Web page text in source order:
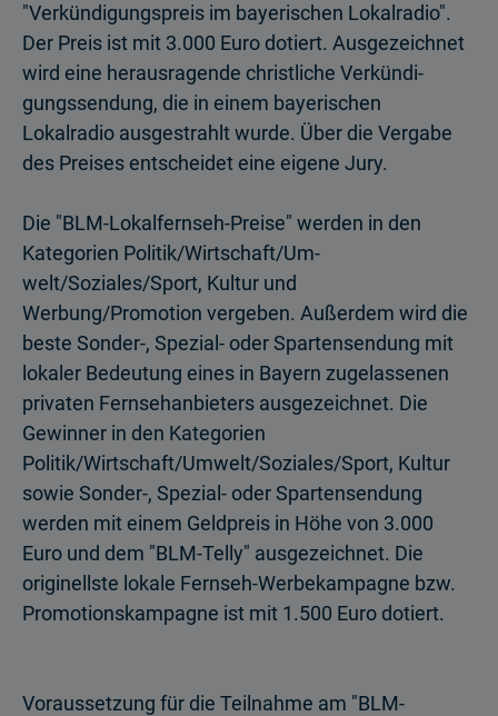
"Verkündigungspreis im bayerischen Lokalradio".
Der Preis ist mit 3.000 Euro dotiert. Ausgezeichnet
wird eine herausragende christliche Verkündi­
gungssendung, die in einem bayerischen
Lokalradio ausgestrahlt wurde. Über die Vergabe
des Preises entscheidet eine eigene Jury.
Die "BLM-Lokalfernseh-Preise" werden in den
Kategorien Politik/Wirtschaft/Um­
welt/Soziales/Sport, Kultur und
Werbung/Promotion vergeben. Außerdem wird die
beste Sonder-, Spezial- oder Spartensendung mit
lokaler Bedeutung eines in Bayern zugelassenen
privaten Fernsehanbieters ausgezeichnet. Die
Gewinner in den Kategorien
Politik/Wirtschaft/Umwelt/Soziales/Sport, Kultur
sowie Sonder-, Spezial- oder Spartensendung
werden mit einem Geldpreis in Höhe von 3.000
Euro und dem "BLM-Telly" ausgezeichnet. Die
originellste lokale Fernseh-Werbekampagne bzw.
Promotionskampagne ist mit 1.500 Euro dotiert.
Voraussetzung für die Teilnahme am "BLM-